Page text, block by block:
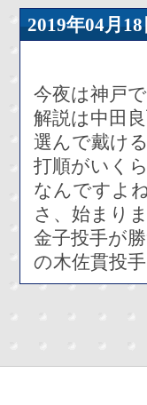
2019年04
今夜は神戸
解説は中田
選んで戴け
打順がいく
なんですよ
さ、始まり
金子投手が
の木佐貫投